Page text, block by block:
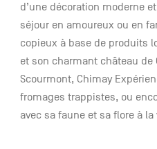
d’une décoration moderne
séjour en amoureux ou en
copieux à base de produits
et son charmant château de
Scourmont, Chimay
fromages trappistes, ou
avec sa faune et sa flore à